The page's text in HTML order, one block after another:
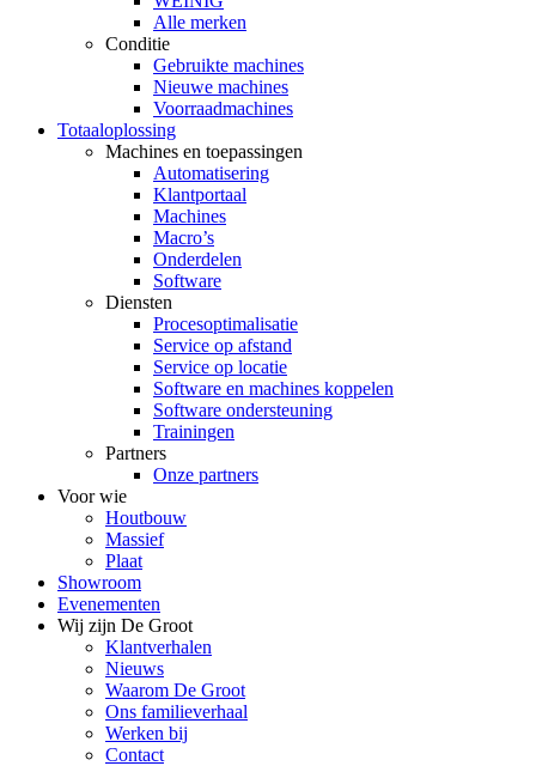
Alle merken
Conditie
Gebruikte machines
Nieuwe machines
Voorraadmachines
Totaaloplossing
Machines en toepassingen
Automatisering
Klantportaal
Machines
Macro’s
Onderdelen
Software
Diensten
Procesoptimalisatie
Service op afstand
Service op locatie
Software en machines koppelen
Software ondersteuning
Trainingen
Partners
Onze partners
Voor wie
Houtbouw
Massief
Plaat
Showroom
Evenementen
Wij zijn De Groot
Klantverhalen
Nieuws
Waarom De Groot
Ons familieverhaal
Werken bij
Contact